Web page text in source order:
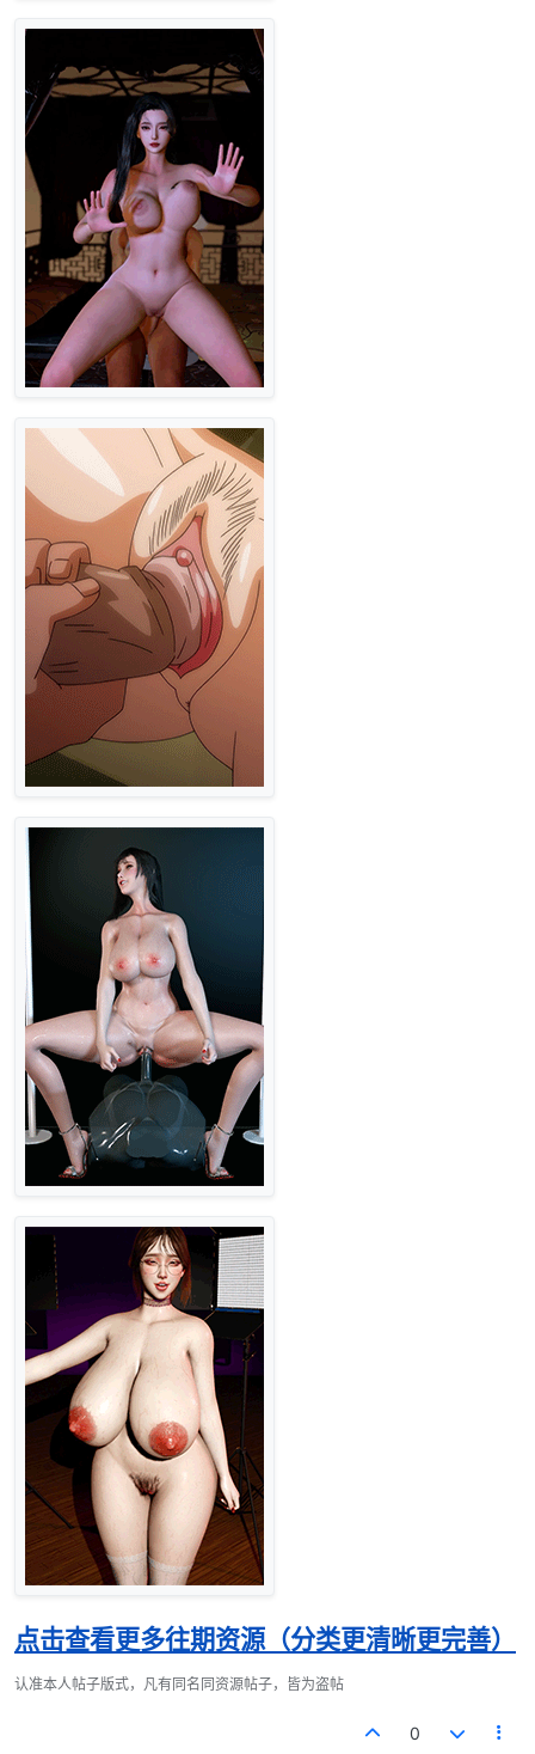
点击查看更多往期资源（分类更清晰更完善）
认准本人帖子版式，凡有同名同资源帖子，皆为盗帖
0